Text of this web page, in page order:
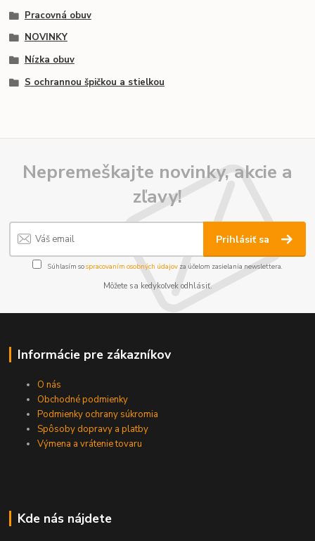
Pracovná obuv
NOVINKY
Nízka obuv
S ochrannou špičkou a stielkou
Nepremeškajte novinky, akcie a
zľavy!
Prihlásiť sa
Súhlasím sospracovaním osobných údajov za účelom zasielania newslettera.
Môžete sa kedykoľvek odhlásiť.
Informácie pre zákazníkov
O nás
Obchodné podmienky
Podmienky ochrany súkromia
Spôsoby dopravy a platby
Výmena a vrátenie tovaru
Kde nás nájdete